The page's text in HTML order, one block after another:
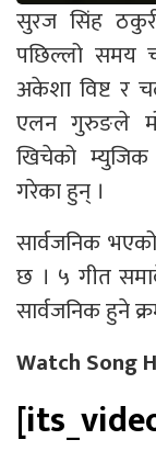
सुरज सिंह
पछिल्लो समय
अकेशा विष्ट र
एलन गुरुङले
खिचेको म्युजिक
गरेका हुन् ।
सार्वजनिक
छ । ५ गीत
सार्वजनिक हुने
Watch Song